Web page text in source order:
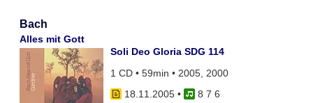
Bach
Alles mit Gott
Soli Deo Gloria SDG 114
1 CD • 59min • 2005, 2000
18.11.2005•
8 7 6